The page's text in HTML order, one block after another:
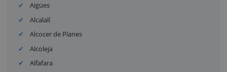
Aigües
Alcalalí
Alcocer de Planes
Alcoleja
Alfafara